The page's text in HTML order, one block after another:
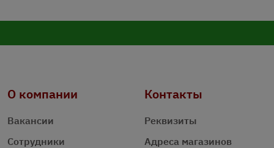
О компании
Вакансии
Сотрудники
Контакты
Реквизиты
Адреса магазинов